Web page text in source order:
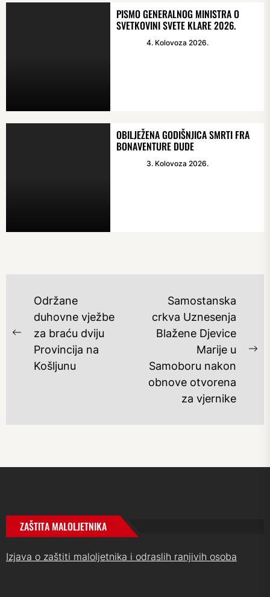
PISMO GENERALNOG MINISTRA O
SVETKOVINI SVETE KLARE 2026.
4. Kolovoza 2026.
OBILJEŽENA GODIŠNJICA SMRTI FRA
BONAVENTURE DUDE
3. Kolovoza 2026.
NAVIGACIJA
OBJAVA
Previous
post:
Održane
duhovne vježbe
za braću dviju
Provincija na
Košljunu
Samostanska
crkva Uznesenja
Blažene Djevice
Marije u
Samoboru nakon
obnove otvorena
za vjernike
ZAŠTITA MALOLJETNIKA
Izjava o zaštiti maloljetnika i odraslih ranjivih osoba